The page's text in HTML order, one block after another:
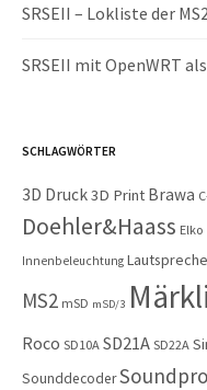
SRSEII – Lokliste der
SRSEII mit OpenWRT
SCHLAGWÖRTER
3D Druck3D Print Brawa
Doehler&Haass Elko
Innenbeleuchtung
MS2 mSD mSD/3
Roco SD10A SD21A SD22A
Sounddecoder